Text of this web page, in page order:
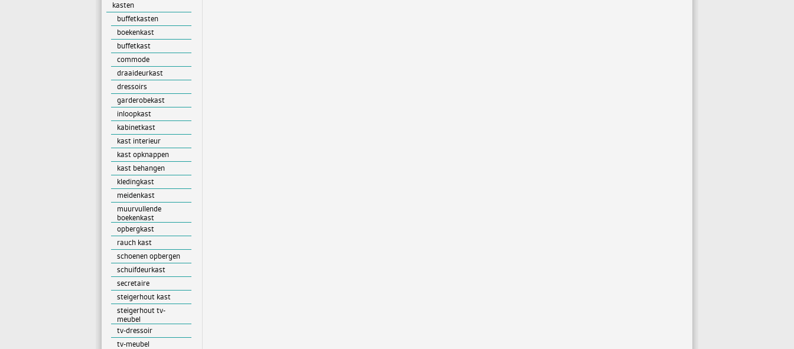
kasten
buffetkasten
boekenkast
buffetkast
commode
draaideurkast
dressoirs
garderobekast
inloopkast
kabinetkast
kast interieur
kast opknappen
kast behangen
kledingkast
meidenkast
muurvullende
boekenkast
opbergkast
rauch kast
schoenen opbergen
schuifdeurkast
secretaire
steigerhout kast
steigerhout tv-
meubel
tv-dressoir
tv-meubel